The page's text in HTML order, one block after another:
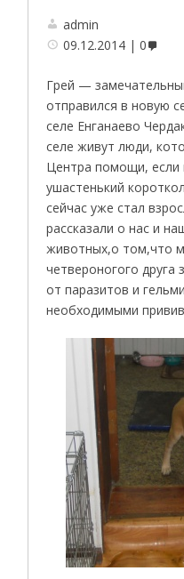
admin
09.12.2014
0
Грей —
отправился в новую
селе Енганаево
селе живут люди,
Центра помощи,
ушастенький
сейчас уже стал
рассказали о нас и
животных,о том,что
четвероногого
от паразитов и
необходимыми